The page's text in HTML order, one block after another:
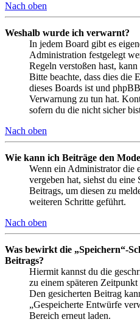
Nach oben
Weshalb wurde ich verwarnt?
In jedem Board gibt es
Administration festgelegt
Regeln verstoßen hast,
Bitte beachte, dass dies die
dieses Boards ist und
Verwarnung zu tun hat.
sofern du die nicht sicher
Nach oben
Wie kann ich Beiträge den
Wenn ein Administrator die
vergeben hat, siehst du
Beitrags, um diesen zu
weiteren Schritte geführt.
Nach oben
Was bewirkt die „Speichern“-
Beitrags?
Hiermit kannst du die
zu einem späteren
Den gesicherten Beitrag
„Gespeicherte Entwürfe
Bereich erneut laden.